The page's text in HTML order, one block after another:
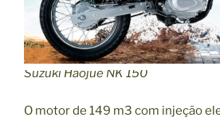
d
o
E
x
Suzuki Haojue NK 150
O motor de 149 m3 com injeção